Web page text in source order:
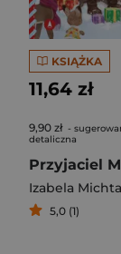
KSIĄŻKA
11,64 zł
9,90 zł -
detaliczna
Przyjaciel
Izabela Michta
5,0 (1)